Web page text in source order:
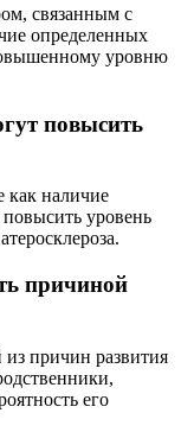
связанным с
определенных
уровню
повысить
как наличие
уровень
причиной
причин развития
его